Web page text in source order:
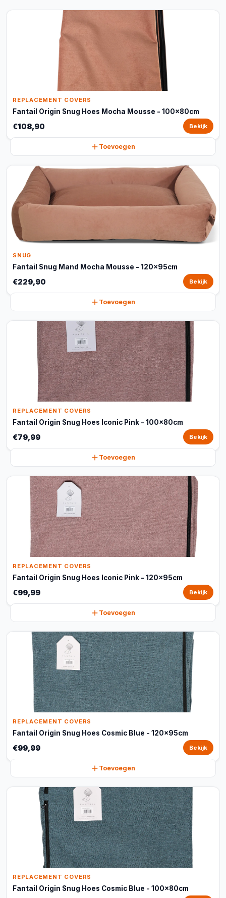
REPLACEMENT COVERS
Fantail Origin Snug Hoes Mocha Mousse - 100x80cm
€108,90 Bekijk
Toevoegen
SNUG
Fantail Snug Mand Mocha Mousse - 120x95cm
€229,90 Bekijk
Toevoegen
REPLACEMENT COVERS
Fantail Origin Snug Hoes Iconic Pink - 100x80cm
€79,99 Bekijk
Toevoegen
REPLACEMENT COVERS
Fantail Origin Snug Hoes Iconic Pink - 120x95cm
€99,99 Bekijk
Toevoegen
REPLACEMENT COVERS
Fantail Origin Snug Hoes Cosmic Blue - 120x95cm
€99,99 Bekijk
Toevoegen
REPLACEMENT COVERS
Fantail Origin Snug Hoes Cosmic Blue - 100x80cm